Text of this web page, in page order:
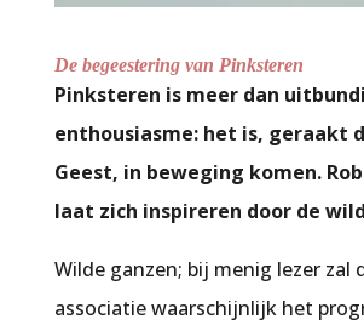
De begeestering van Pinksteren
Pinksteren is meer dan
enthousiasme: het is, geraakt
Geest, in beweging komen. Rob
laat zich inspireren door de
Wilde ganzen; bij menig lezer zal
associatie waarschijnlijk het